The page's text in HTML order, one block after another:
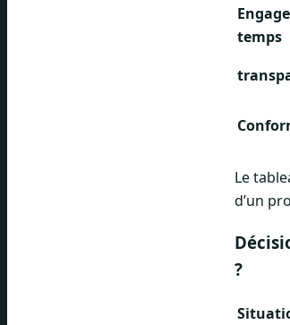
temps
Le
d’un
?